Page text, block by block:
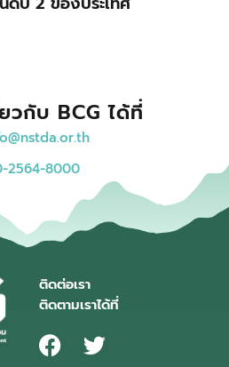
วกับ BCG ได้ที่
2564-8000
ติดต่อเรา
ติดตามเราได้ที่